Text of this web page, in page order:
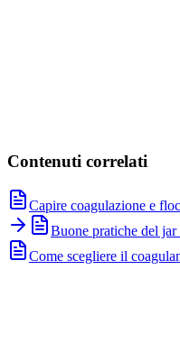
Contenuti correlati
Capire coagulazione e
Buone pratiche del
Come scegliere il